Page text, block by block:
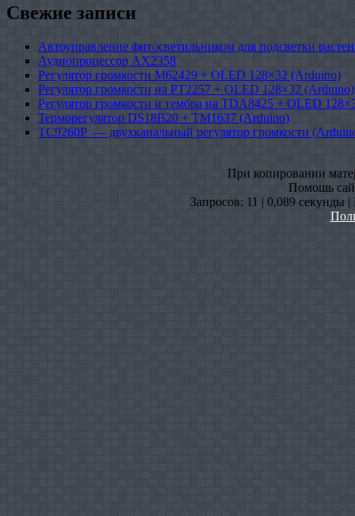
Свежие записи
Автоуправление фитосветильником для подсветки
Аудиопроцессор AX2358
Регулятор громкости M62429 + OLED 128×32 (Arduino)
Регулятор громкости на PT2257 + OLED 128×32 (Arduino)
Регулятор громкости и тембра на TDA8425 + OLED
Терморегулятор DS18B20 + TM1637 (Arduino)
TC9260P — двухканальный регулятор громкости
При копировании
Помошь
Запросов: 11 | 0,089 секунды